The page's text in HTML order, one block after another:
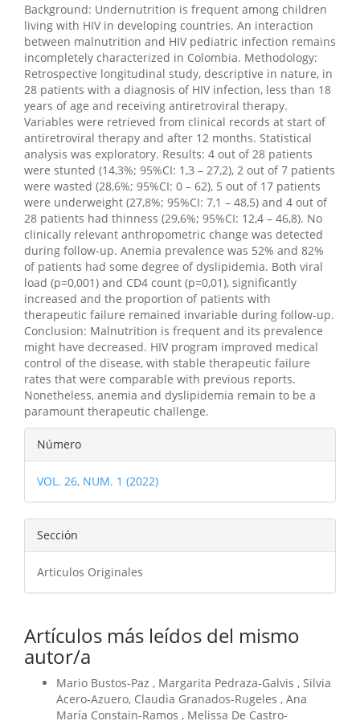
Background: Undernutrition is frequent among children
living with HIV in developing countries. An interaction
between malnutrition and HIV pediatric infection remains
incompletely characterized in Colombia. Methodology:
Retrospective longitudinal study, descriptive in nature, in
28 patients with a diagnosis of HIV infection, less than 18
years of age and receiving antiretroviral therapy.
Variables were retrieved from clinical records at start of
antiretroviral therapy and after 12 months. Statistical
analysis was exploratory. Results: 4 out of 28 patients
were stunted (14,3%; 95%CI: 1,3 – 27,2), 2 out of 7 patients
were wasted (28,6%; 95%CI: 0 – 62), 5 out of 17 patients
were underweight (27,8%; 95%CI: 7,1 – 48,5) and 4 out of
28 patients had thinness (29,6%; 95%CI: 12,4 – 46,8). No
clinically relevant anthropometric change was detected
during follow-up. Anemia prevalence was 52% and 82%
of patients had some degree of dyslipidemia. Both viral
load (p=0,001) and CD4 count (p=0,01), significantly
increased and the proportion of patients with
therapeutic failure remained invariable during follow-up.
Conclusion: Malnutrition is frequent and its prevalence
might have decreased. HIV program improved medical
control of the disease, with stable therapeutic failure
rates that were comparable with previous reports.
Nonetheless, anemia and dyslipidemia remain to be a
paramount therapeutic challenge.
Detalles
del
artículo
Número
VOL. 26, NUM. 1 (2022)
Sección
Articulos Originales
Artículos más leídos del mismo
autor/a
Mario Bustos-Paz , Margarita Pedraza-Galvis , Silvia
Acero-Azuero, Claudia Granados-Rugeles , Ana
María Constain-Ramos , Melissa De Castro-